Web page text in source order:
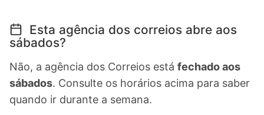
Esta agência dos correios abre aos
sábados?
Não, a agência dos Correios está fechado aos
sábados. Consulte os horários acima para saber
quando ir durante a semana.